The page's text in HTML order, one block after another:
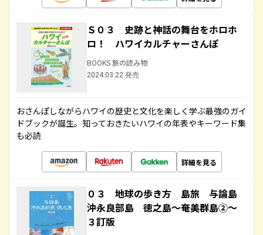
Ｓ０３ 史跡と神話の舞台をホロホ
ロ！ ハワイカルチャーさんぽ
BOOKS 旅の読み物
2024.03.22 発売
おさんぽしながらハワイの歴史と文化を楽しく学ぶ最強のガイ
ドブックが誕生。知っておきたいハワイの年表やキーワード集
も必読
詳細を見る
０３ 地球の歩き方 島旅 与論島
沖永良部島 徳之島～奄美群島②～
３訂版